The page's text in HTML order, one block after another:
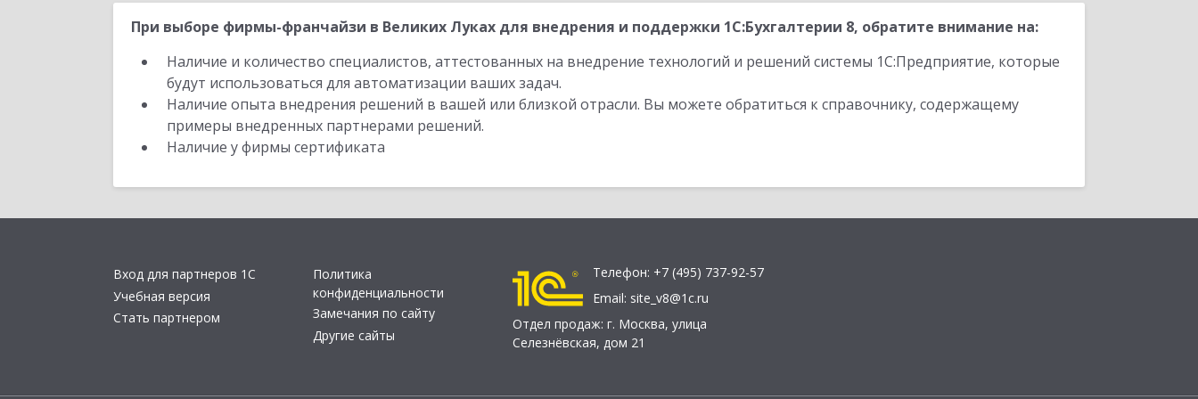
При выборе фирмы-франчайзи в Великих Луках для внедрения и поддержки 1С:Бухгалтерии 8, обратите внимание на:
Наличие и количество специалистов, аттестованных на внедрение технологий и решений системы 1С:Предприятие, которые
будут использоваться для автоматизации ваших задач.
Наличие опыта внедрения решений в вашей или близкой отрасли. Вы можете обратиться к справочнику, содержащему
примеры внедренных партнерами решений.
Наличие у фирмы сертификата
Вход для партнеров 1С
Учебная версия
Стать партнером
Политика
конфиденциальности
Замечания по сайту
Другие сайты
Телефон: +7 (495) 737-92-57
Email: site_v8@1c.ru
Отдел продаж: г. Москва, улица
Селезнёвская, дом 21